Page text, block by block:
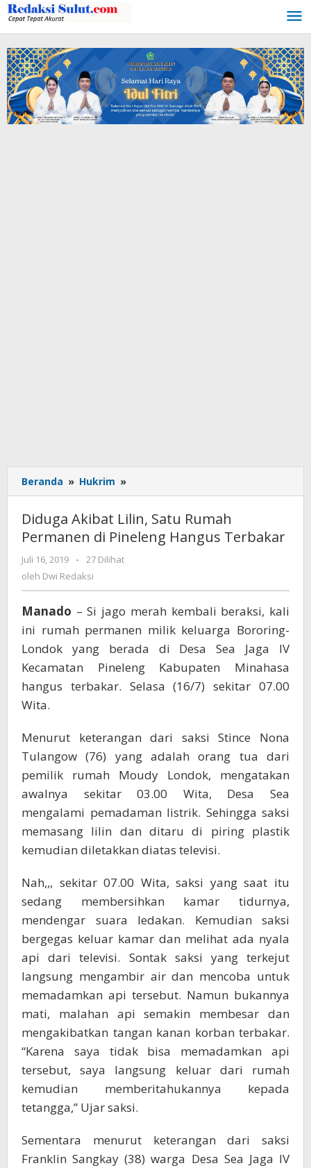
Lewati
ke
konten
Beranda » Hukrim »
Akibat
Lilin,
Satu
Rumah
Terbakar
Diduga Akibat Lilin, Satu Rumah
Permanen di Pineleng Hangus Terbakar
Juli 16, 2019
oleh
Dwi
-
27 Dilihat
oleh Dwi Redaksi
Manado – Si jago merah kembali beraksi, kali
ini rumah permanen milik keluarga Bororing-
Londok yang berada di Desa Sea Jaga IV
Kecamatan Pineleng Kabupaten Minahasa
hangus terbakar. Selasa (16/7) sekitar 07.00
Wita.
Menurut keterangan dari saksi Stince Nona
Tulangow (76) yang adalah orang tua dari
pemilik rumah Moudy Londok, mengatakan
awalnya sekitar 03.00 Wita, Desa Sea
mengalami pemadaman listrik. Sehingga saksi
memasang lilin dan ditaru di piring plastik
kemudian diletakkan diatas televisi.
Nah,,, sekitar 07.00 Wita, saksi yang saat itu
sedang membersihkan kamar tidurnya,
mendengar suara ledakan. Kemudian saksi
bergegas keluar kamar dan melihat ada nyala
api dari televisi. Sontak saksi yang terkejut
langsung mengambir air dan mencoba untuk
memadamkan api tersebut. Namun bukannya
mati, malahan api semakin membesar dan
mengakibatkan tangan kanan korban terbakar.
“Karena saya tidak bisa memadamkan api
tersebut, saya langsung keluar dari rumah
kemudian memberitahukannya kepada
tetangga,” Ujar saksi.
Sementara menurut keterangan dari saksi
Franklin Sangkay (38) warga Desa Sea Jaga IV